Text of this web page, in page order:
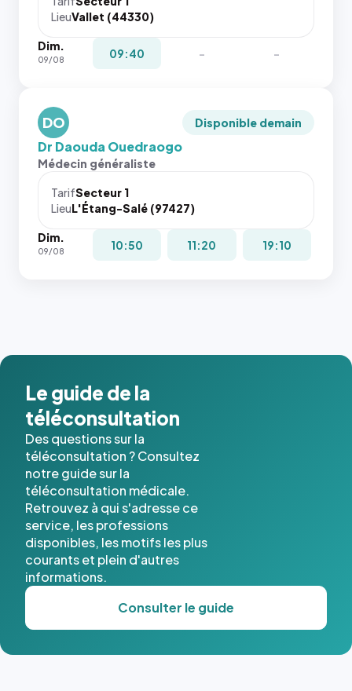
navigateur
pas la
place, et
les trois
dernières
images de
l'annuaire
dans ce
cas. #}
LieuVallet (44330)
Dim.
09/08 09:40 - -
DO Disponible demain
Dr Daouda Ouedraogo
Médecin généraliste
TarifSecteur 1
LieuL'Étang-Salé (97427)
Dim.
09/08 10:50 11:20 19:10
Le guide de la
téléconsultation
Des questions sur la
téléconsultation ? Consultez
notre guide sur la
téléconsultation médicale.
Retrouvez à qui s'adresse ce
service, les professions
disponibles, les motifs les plus
courants et plein d'autres
informations.
Consulter le guide